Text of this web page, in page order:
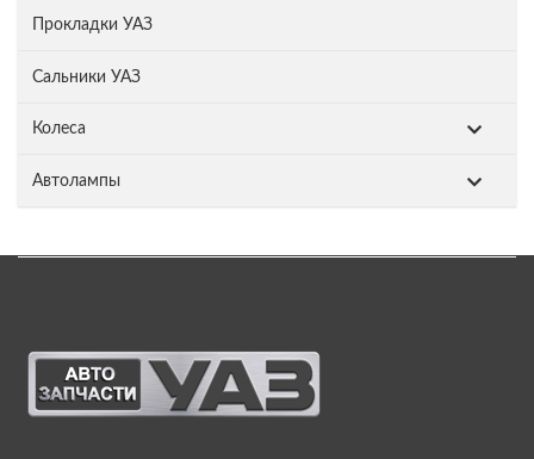
Прокладки УАЗ
Сальники УАЗ
Колеса
Автолампы